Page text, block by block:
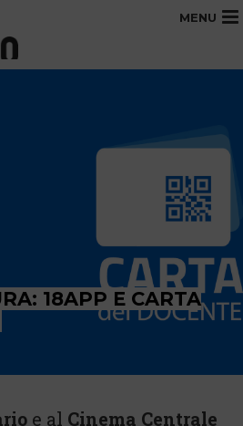
MENU
18APP E CARTA
e al Cinema Centrale